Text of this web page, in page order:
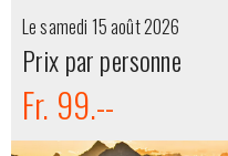
AVION
EUROPA PARK
COUPE SPENGLER
Le samedi 15 août 2026
Prix par personne
Fr. 99.--